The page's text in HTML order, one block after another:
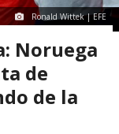
Ronald Wittek | EFE
Noruega
de
de la